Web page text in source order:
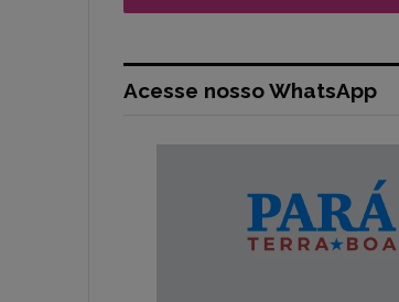
Acesse nosso WhatsApp